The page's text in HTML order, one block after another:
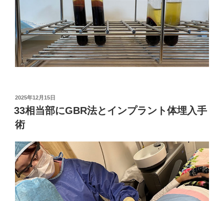
投
稿
日:
2025年12月15日
33相当部にGBR法とインプラント体埋入手
術